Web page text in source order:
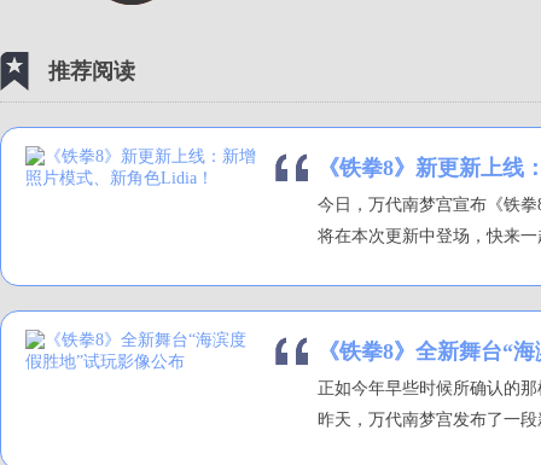
推荐阅读
《铁拳8》新更新上
今日，万代南梦宫宣布《铁
将在本次更新中登场，快来
《铁拳8》全新舞台“
正如今年早些时候所确认的
昨天，万代南梦宫发布了一